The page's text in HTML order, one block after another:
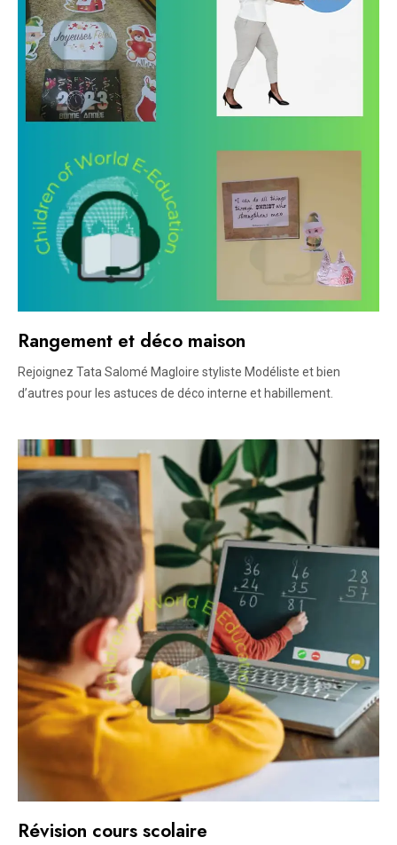
Rangement et déco maison
Rejoignez Tata Salomé Magloire styliste Modéliste et bien
d’autres pour les astuces de déco interne et habillement.
Révision cours scolaire